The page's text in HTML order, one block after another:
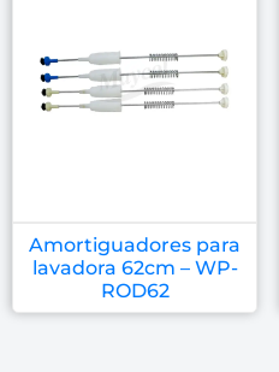
Amortiguadores para
lavadora 62cm – WP-
ROD62